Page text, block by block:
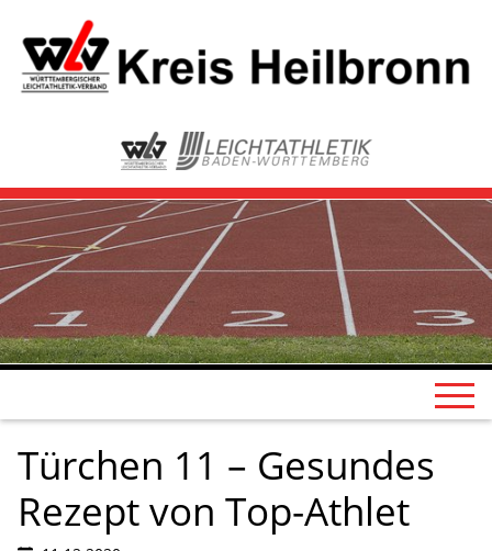
Türchen 11 – Gesundes
Rezept von Top-Athlet